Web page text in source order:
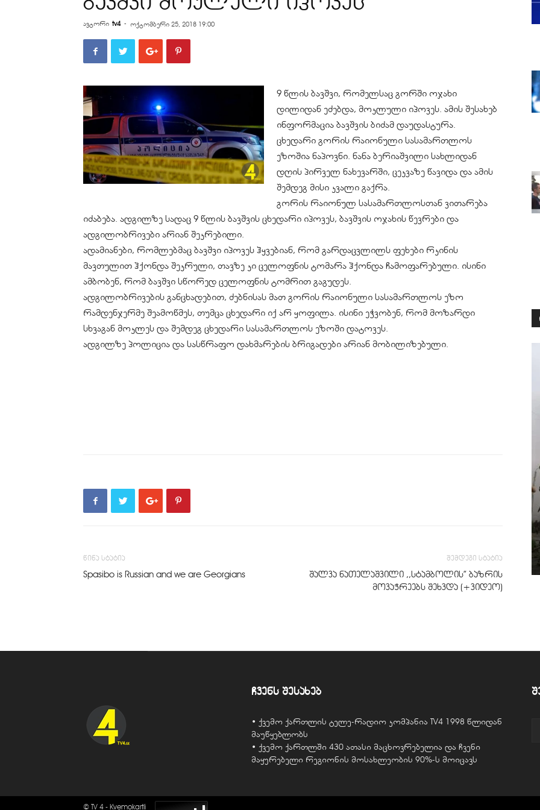
ავტორი tv4 - ოქტომბერი 25, 2018 19:00
9 წლის ბავშვი, რომელსაც გორში ოჯახი
დილიდან ეძებდა, მოკლული იპოვეს. ამის შესახებ
ინფორმაცია ბავშვის ბიძამ დაუდასტურა.
ცხედარი გორის რაიონული სასამართლოს
ეზოშია ნაპოვნი. ნანა ბერიაშვილი სახლიდან
დღის პირველ ნახევარში, ცეკვაზე წავიდა და ამის
შემდეგ მისი კვალი გაქრა.
გორის რაიონულ სასამართლოსთან ვითარება
იძაბება. ადგილზე სადაც 9 წლის ბავშვის ცხედარი იპოვეს, ბავშვის ოჯახის წევრები და
ადგილობრივები არიან შეკრებილი.
ადამიანები, რომლებმაც ბავშვი იპოვეს ჰყვებიან, რომ გარდაცვლილს ფეხები რკინის
მავთულით ჰქონდა შეკრული, თავზე კი ცელოფნის ტომარა ჰქონდა ჩამოფარებული. ისინი
ამბობენ, რომ ბავშვი სწორედ ცელოფნის ტომრით გაგუდეს.
ადგილობრივების განცხადებით, ძებნისას მათ გორის რაიონული სასამართლოს ეზო
რამდენჯერმე შეამოწმეს, თუმცა ცხედარი იქ არ ყოფილა. ისინი ეჭვობენ, რომ მოზარდი
სხვაგან მოკლეს და შემდეგ ცხედარი სასამართლოს ეზოში დატოვეს.
ადგილზე პოლიცია და სასწრაფო დახმარების ბრიგადები არიან მობილიზებული.
წინა სტატია
Spasibo is Russian and we are Georgians
შემდეგი სტატია
შალვა ნათელაშვილი ,,სტამბოლის” ბაზრის
მოვაჭრეებს შეხვდა (+ვიდეო)
ჩვენს შესახებ
• ქვემო ქართლის ტელე-რადიო კომპანია TV4 1998 წლიდან
მაუწყებლობს
• ქვემო ქართლში 430 ათასი მაცხოვრებელია და ჩვენი
მაყურებელი რეგიონის მოსახლეობის 90%-ს მოიცავს
© TV 4 - Kvemokartli